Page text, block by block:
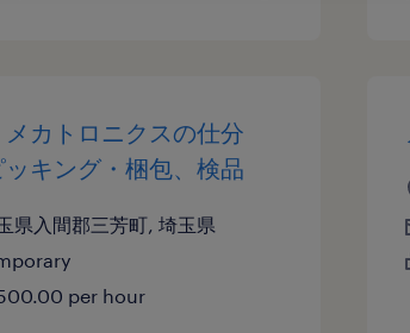
カトロニクスの仕分
ッキング・梱包、検品
県入間郡三芳町, 埼玉県
per hour